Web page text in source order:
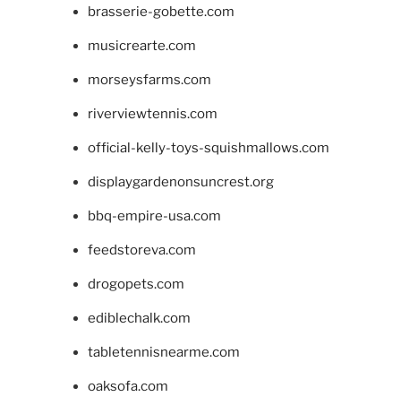
brasserie-gobette.com
musicrearte.com
morseysfarms.com
riverviewtennis.com
official-kelly-toys-squishmallows.com
displaygardenonsuncrest.org
bbq-empire-usa.com
feedstoreva.com
drogopets.com
ediblechalk.com
tabletennisnearme.com
oaksofa.com